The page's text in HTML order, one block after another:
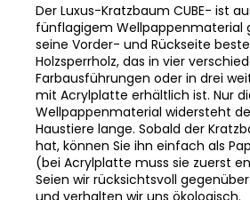
Der Luxus-Kratzbaum CUBE- ist
fünflagigem Wellpappenmaterial
seine Vorder- und Rückseite
Holzsperrholz, das in vier
Farbausführungen oder in drei
mit Acrylplatte erhältlich ist. Nur
Wellpappenmaterial widersteht
Haustiere lange. Sobald der
hat, können Sie ihn einfach als
(bei Acrylplatte muss sie zuerst
Seien wir rücksichtsvoll
und verhalten wir uns ökologisch.